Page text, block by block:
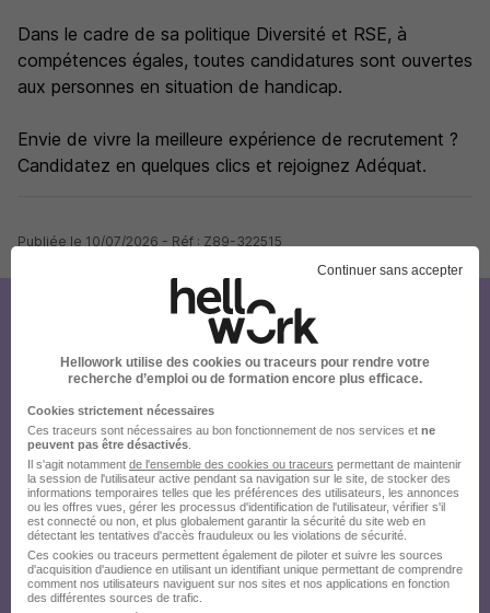
Dans le cadre de sa politique Diversité et RSE, à
compétences égales, toutes candidatures sont ouvertes
aux personnes en situation de handicap.
Envie de vivre la meilleure expérience de recrutement ?
Candidatez en quelques clics et rejoignez Adéquat.
Publiée le 10/07/2026 - Réf : Z89-322515
Créez votre compte Hellowork et
envoyez votre candidature !
Continuer sans accepter
Hellowork utilise des cookies ou traceurs pour rendre votre
recherche d’emploi ou de formation encore plus efficace.
Cookies strictement nécessaires
Ces traceurs sont nécessaires au bon fonctionnement de nos services et ne
peuvent pas être désactivés
Il s'agit notamment de l'ensemble des cookies ou traceurs permettant de maintenir
la session de l'utilisateur active pendant sa navigation sur le site, de stocker des
informations temporaires telles que les préférences des utilisateurs, les annonces
ou les offres vues, gérer les processus d'identification de l'utilisateur, vérifier s'il
est connecté ou non, et plus globalement garantir la sécurité du site web en
détectant les tentatives d'accès frauduleux ou les violations de sécurité.
Ces cookies ou traceurs permettent également de piloter et suivre les sources
d'acquisition d'audience en utilisant un identifiant unique permettant de comprendre
comment nos utilisateurs naviguent sur nos sites et nos applications en fonction
des différentes sources de trafic.